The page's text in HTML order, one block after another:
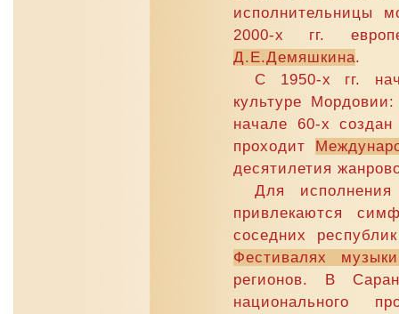
исполнительницы
2000-х гг.
Д.Е.Демяшкина.
С 1950-х гг.
культуре
начале 60-х
проходит
десятилетия
Для
привлекаются
соседних
Фестивалях
регионов. В
национального